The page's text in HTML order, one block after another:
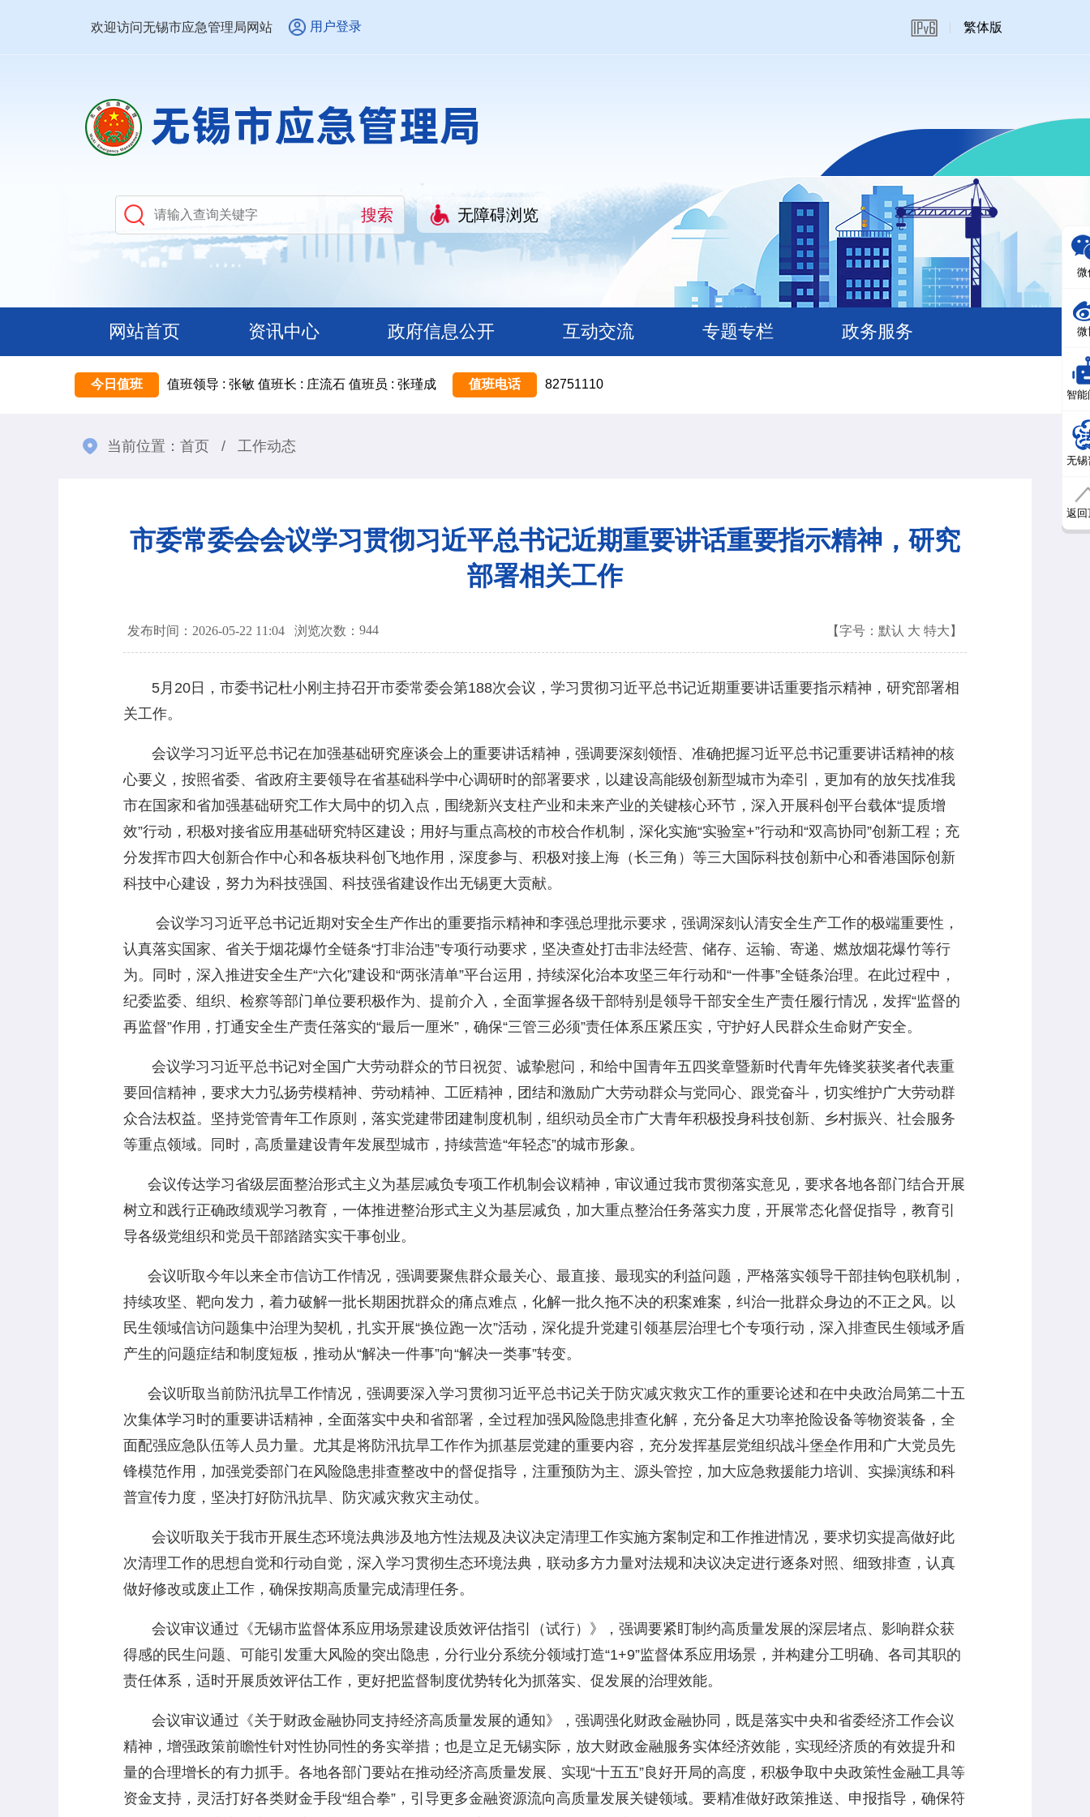
欢迎访问无锡市应急管理局网站 用户登录 繁体版
无障碍浏览
网站首页 资讯中心 政府信息公开 互动交流 专题专栏 政务服务
今日值班 值班领导 : 张敏 值班长 : 庄流石 值班员 : 张瑾成 值班电话 82751110
当前位置： 首页 / 工作动态
市委常委会会议学习贯彻习近平总书记近期重要讲话重要指示精神，研究
部署相关工作
发布时间：2026-05-22 11:04 浏览次数： 944 【字号： 默认 大 特大 】
5月20日，市委书记杜小刚主持召开市委常委会第188次会议，学习贯彻习近平总书记近期重要讲话重要指示精神，研究部署相
关工作。
会议学习习近平总书记在加强基础研究座谈会上的重要讲话精神，强调要深刻领悟、准确把握习近平总书记重要讲话精神的核
心要义，按照省委、省政府主要领导在省基础科学中心调研时的部署要求，以建设高能级创新型城市为牵引，更加有的放矢找准我
市在国家和省加强基础研究工作大局中的切入点，围绕新兴支柱产业和未来产业的关键核心环节，深入开展科创平台载体“提质增
效”行动，积极对接省应用基础研究特区建设；用好与重点高校的市校合作机制，深化实施“实验室+”行动和“双高协同”创新工程；充
分发挥市四大创新合作中心和各板块科创飞地作用，深度参与、积极对接上海（长三角）等三大国际科技创新中心和香港国际创新
科技中心建设，努力为科技强国、科技强省建设作出无锡更大贡献。
会议学习习近平总书记近期对安全生产作出的重要指示精神和李强总理批示要求，强调深刻认清安全生产工作的极端重要性，
认真落实国家、省关于烟花爆竹全链条“打非治违”专项行动要求，坚决查处打击非法经营、储存、运输、寄递、燃放烟花爆竹等行
为。同时，深入推进安全生产“六化”建设和“两张清单”平台运用，持续深化治本攻坚三年行动和“一件事”全链条治理。在此过程中，
纪委监委、组织、检察等部门单位要积极作为、提前介入，全面掌握各级干部特别是领导干部安全生产责任履行情况，发挥“监督的
再监督”作用，打通安全生产责任落实的“最后一厘米”，确保“三管三必须”责任体系压紧压实，守护好人民群众生命财产安全。
会议学习习近平总书记对全国广大劳动群众的节日祝贺、诚挚慰问，和给中国青年五四奖章暨新时代青年先锋奖获奖者代表重
要回信精神，要求大力弘扬劳模精神、劳动精神、工匠精神，团结和激励广大劳动群众与党同心、跟党奋斗，切实维护广大劳动群
众合法权益。坚持党管青年工作原则，落实党建带团建制度机制，组织动员全市广大青年积极投身科技创新、乡村振兴、社会服务
等重点领域。同时，高质量建设青年发展型城市，持续营造“年轻态”的城市形象。
会议传达学习省级层面整治形式主义为基层减负专项工作机制会议精神，审议通过我市贯彻落实意见，要求各地各部门结合开展
树立和践行正确政绩观学习教育，一体推进整治形式主义为基层减负，加大重点整治任务落实力度，开展常态化督促指导，教育引
导各级党组织和党员干部踏踏实实干事创业。
会议听取今年以来全市信访工作情况，强调要聚焦群众最关心、最直接、最现实的利益问题，严格落实领导干部挂钩包联机制，
持续攻坚、靶向发力，着力破解一批长期困扰群众的痛点难点，化解一批久拖不决的积案难案，纠治一批群众身边的不正之风。以
民生领域信访问题集中治理为契机，扎实开展“换位跑一次”活动，深化提升党建引领基层治理七个专项行动，深入排查民生领域矛盾
产生的问题症结和制度短板，推动从“解决一件事”向“解决一类事”转变。
会议听取当前防汛抗旱工作情况，强调要深入学习贯彻习近平总书记关于防灾减灾救灾工作的重要论述和在中央政治局第二十五
次集体学习时的重要讲话精神，全面落实中央和省部署，全过程加强风险隐患排查化解，充分备足大功率抢险设备等物资装备，全
面配强应急队伍等人员力量。尤其是将防汛抗旱工作作为抓基层党建的重要内容，充分发挥基层党组织战斗堡垒作用和广大党员先
锋模范作用，加强党委部门在风险隐患排查整改中的督促指导，注重预防为主、源头管控，加大应急救援能力培训、实操演练和科
普宣传力度，坚决打好防汛抗旱、防灾减灾救灾主动仗。
会议听取关于我市开展生态环境法典涉及地方性法规及决议决定清理工作实施方案制定和工作推进情况，要求切实提高做好此
次清理工作的思想自觉和行动自觉，深入学习贯彻生态环境法典，联动多方力量对法规和决议决定进行逐条对照、细致排查，认真
做好修改或废止工作，确保按期高质量完成清理任务。
会议审议通过《无锡市监督体系应用场景建设质效评估指引（试行）》，强调要紧盯制约高质量发展的深层堵点、影响群众获
得感的民生问题、可能引发重大风险的突出隐患，分行业分系统分领域打造“1+9”监督体系应用场景，并构建分工明确、各司其职的
责任体系，适时开展质效评估工作，更好把监督制度优势转化为抓落实、促发展的治理效能。
会议审议通过《关于财政金融协同支持经济高质量发展的通知》，强调强化财政金融协同，既是落实中央和省委经济工作会议
精神，增强政策前瞻性针对性协同性的务实举措；也是立足无锡实际，放大财政金融服务实体经济效能，实现经济质的有效提升和
量的合理增长的有力抓手。各地各部门要站在推动经济高质量发展、实现“十五五”良好开局的高度，积极争取中央政策性金融工具等
资金支持，灵活打好各类财金手段“组合拳”，引导更多金融资源流向高质量发展关键领域。要精准做好政策推送、申报指导，确保符
微
微
智能
无锡
返回